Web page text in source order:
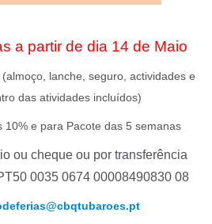
a partir de dia 14 de Maio
lanche, seguro, actividades e
das atividades incluídos)
10% e para Pacote das 5 semanas
ou cheque ou por transferência
0035 0674 00008490830 08